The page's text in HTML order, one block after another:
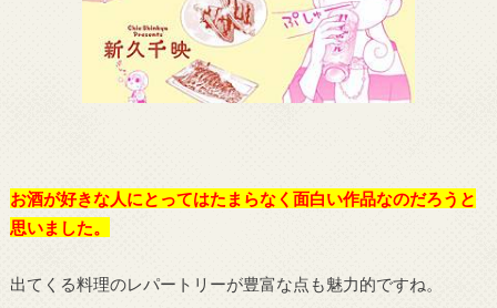
お酒が好きな人にとってはたまらなく面白い作品なのだろうと
思いました。
出てくる料理のレパートリーが豊富な点も魅力的ですね。